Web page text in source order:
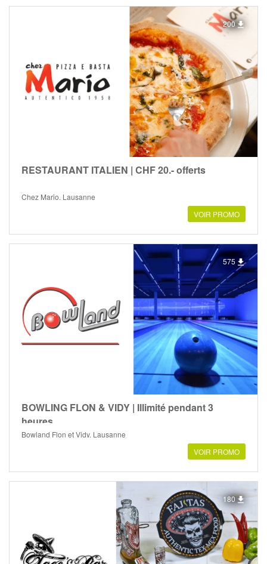
200
RESTAURANT ITALIEN | CHF 20.- offerts
Chez Mario, Lausanne
VOIR PROMO
575
BOWLING FLON & VIDY | Illimité pendant 3
heures
Bowland Flon et Vidy, Lausanne
VOIR PROMO
180